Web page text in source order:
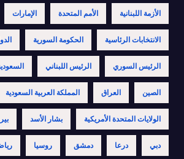
الأزمة اللبنانية الأمم المتحدة الإمارات
الانتخابات الرئاسية الحكومة السورية
الرئيس السوري الرئيس اللبناني
الصين العراق المملكة العربية السعودية
الولايات المتحدة الأمريكية بشار الأسد
دبي درعا دمشق روسيا